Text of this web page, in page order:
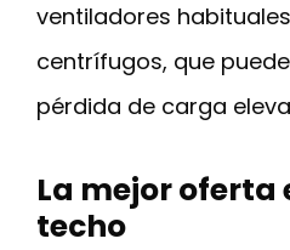
ventiladores
centrífugos, que
pérdida de carga
La mejor
techo